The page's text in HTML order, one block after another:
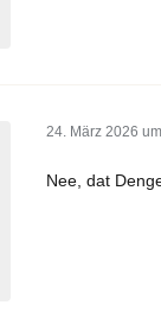
24. März 2026
Nee, dat